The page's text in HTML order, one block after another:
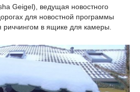
Geigel), ведущая новостного
для новостной программы
риччингом в ящике для камеры.